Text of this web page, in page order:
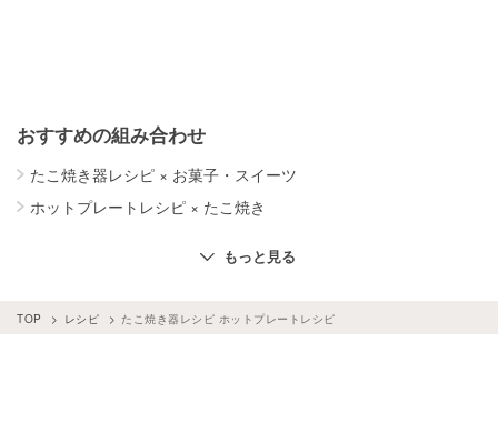
おすすめの組み合わせ
たこ焼き器レシピ × お菓子・スイーツ
ホットプレートレシピ × たこ焼き
肉料理
もっと見る
TOP レシピ たこ焼き器レシピ ホットプレートレシピ